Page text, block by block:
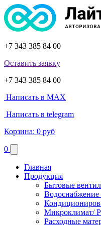
+7 343 385 84 00
Оставить заявку
+7 343 385 84 00
Написать в MAX
Написать в telegram
Корзина: 0 руб
0
Главная
Продукция
Бытовые
Водоснабжение
Микроклимат/
Расходные